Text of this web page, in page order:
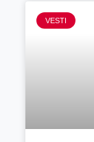
VESTI